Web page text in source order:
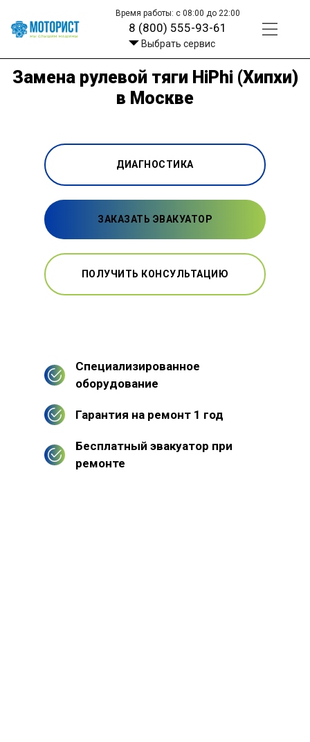
Время работы: с 08:00 до 22:00
8 (800) 555-93-61
Выбрать сервис
Замена рулевой тяги HiPhi (Хипхи)
в Москве
ДИАГНОСТИКА
ЗАКАЗАТЬ ЭВАКУАТОР
ПОЛУЧИТЬ КОНСУЛЬТАЦИЮ
Специализированное
оборудование
Гарантия на ремонт 1 год
Бесплатный эвакуатор при
ремонте